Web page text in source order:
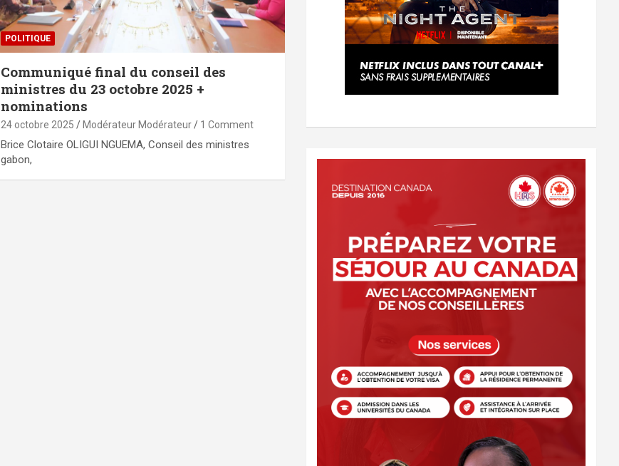
POLITIQUE
Communiqué final du conseil des
ministres du 23 octobre 2025 +
nominations
24 octobre 2025 Modérateur Modérateur 1 Comment
Brice Clotaire OLIGUI NGUEMA, Conseil des ministres
gabon,